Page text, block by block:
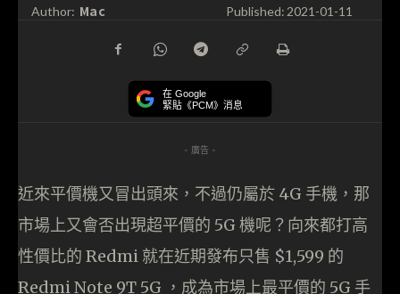
Author: Mac Published: 2021-01-11
在 Google
緊貼《PCM》消息
- 廣告 -
近來平價機又冒出頭來，不過仍屬於 4G 手機，那
市場上又會否出現超平價的 5G 機呢？向來都打高
性價比的 Redmi 就在近期發布只售 $1,599 的
Redmi Note 9T 5G ，成為市場上最平價的 5G 手